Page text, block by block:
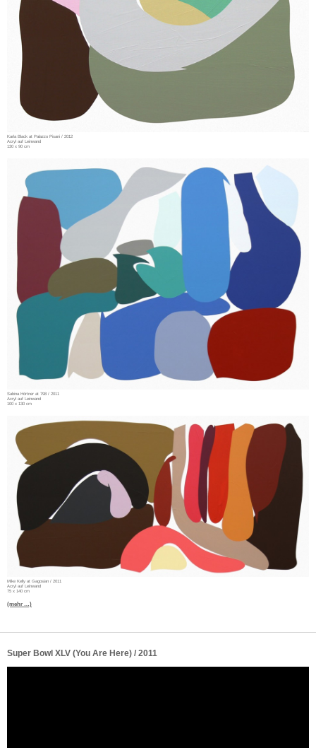
Karla Black at Palazzo Pisani / 2012
Acryl auf Leinwand
130 x 90 cm
Sabina Hörtner at 798 / 2011
Acryl auf Leinwand
100 x 130 cm
Mike Kelly at Gagosian / 2011
Acryl auf Leinwand
75 x 140 cm
(mehr …)
Super Bowl XLV (You Are Here) / 2011